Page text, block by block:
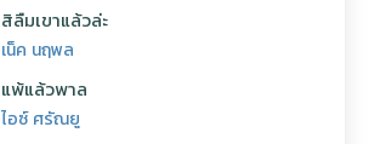
สิลืมเขาแล้วล่ะ
เน็ค นฤพล
แพ้แล้วพาล
ไอซ์ ศรัณยู